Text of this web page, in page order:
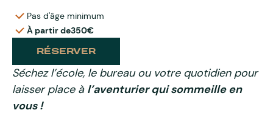
Séchez l’école, le bureau ou votre quotidien pour
laisser place à l’aventurier qui sommeille en
vous !
Pas d'âge minimum
À partir de350€
RÉSERVER